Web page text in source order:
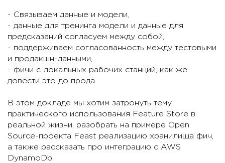
- Связываем данные и модели,
- данные для тренинга модели и данные для
предсказаний согласуем между собой,
- поддерживаем согласованность между тестовыми
и продакшн-данными,
- фичи с локальных рабочих станций, как же
довести это до прода.
В этом докладе мы хотим затронуть тему
практического использования Feature Store в
реальной жизни, разобрать на примере Open
Source-проекта Feast реализацию хранилища фич,
а также рассказать про интеграцию с AWS
DynamoDb.